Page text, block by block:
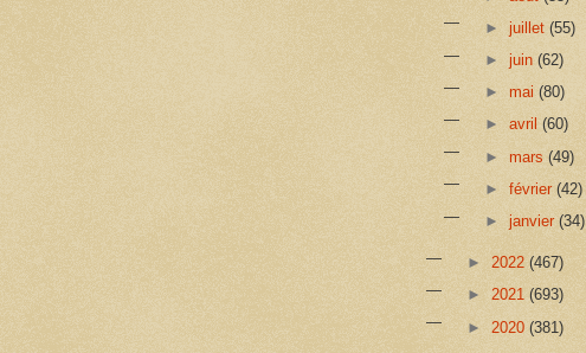
►juillet(55)
►juin(62)
►mai(80)
►avril(60)
► mars(49)
►février(42)
►janvier(34)
► 2022 (467)
► 2021 (693)
► 2020 (381)